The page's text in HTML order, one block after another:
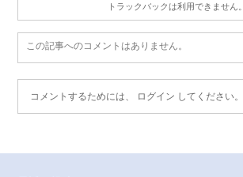
トラックバックは利用できません。
この記事へのコメントはありません。
コメントするためには、 ログイン してください。